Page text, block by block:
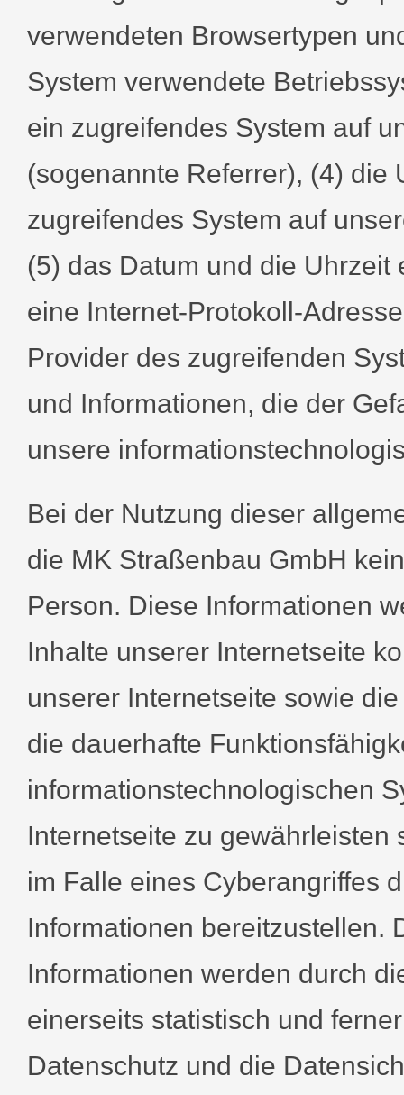
verwendeten Browsertypen
System verwendete
ein zugreifendes System auf
(sogenannte Referrer), (4) die
zugreifendes System auf
(5) das Datum und die
eine Internet-Protokoll-
Provider des zugreifenden
und Informationen, die der
unsere
Bei der Nutzung dieser
die MK Straßenbau GmbH
Person. Diese Informationen
Inhalte unserer Internetseite
unserer Internetseite sowie
die dauerhafte
informationstechnologischen
Internetseite zu
im Falle eines Cyberangriffes
Informationen bereitzustellen.
Informationen werden durch
einerseits statistisch und
Datenschutz und die